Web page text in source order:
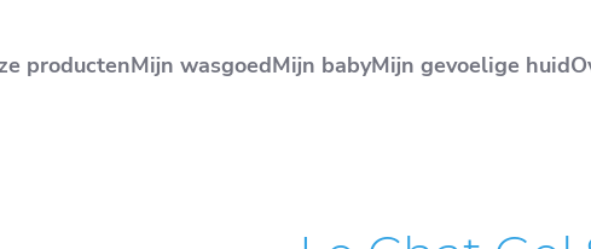
productenMijn wasgoedMijn babyMijn gevoelige huid